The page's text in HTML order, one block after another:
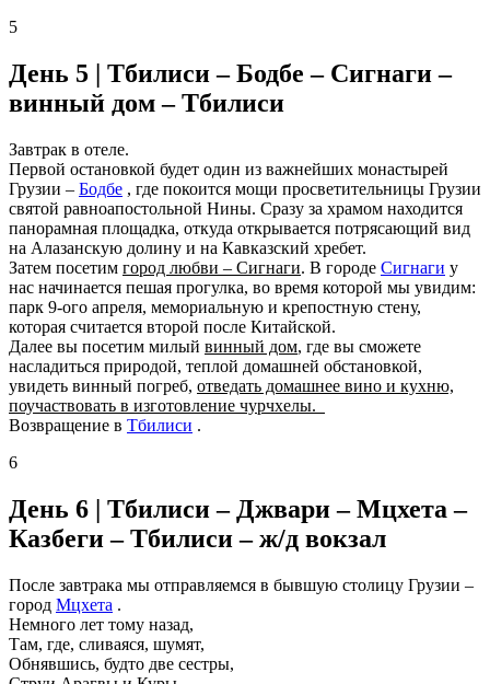
5
День 5 | Тбилиси – Бодбе – Сигнаги –
винный дом – Тбилиси
Завтрак в отеле.
Первой остановкой будет один из важнейших монастырей
Грузии – Бодбе , где покоится мощи просветительницы Грузии
святой равноапостольной Нины. Сразу за храмом находится
панорамная площадка, откуда открывается потрясающий вид
на Алазанскую долину и на Кавказский хребет.
Затем посетим город любви – Сигнаги. В городе Сигнаги у
нас начинается пешая прогулка, во время которой мы увидим:
парк 9-ого апреля, мемориальную и крепостную стену,
которая считается второй после Китайской.
Далее вы посетим милый винный дом, где вы сможете
насладиться природой, теплой домашней обстановкой,
увидеть винный погреб, отведать домашнее вино и кухню,
поучаствовать в изготовление чурчхелы.
Возвращение в Тбилиси .
6
День 6 | Тбилиси – Джвари – Мцхета –
Казбеги – Тбилиси – ж/д вокзал
После завтрака мы отправляемся в бывшую столицу Грузии –
город Мцхета .
Немного лет тому назад,
Там, где, сливаяся, шумят,
Обнявшись, будто две сестры,